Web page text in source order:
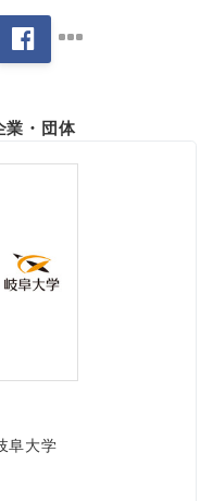
業・団体
阜大学